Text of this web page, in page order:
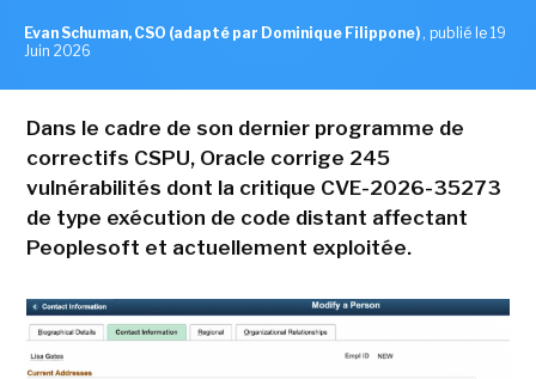
Evan Schuman, CSO (adapté par Dominique Filippone) , publié le 19
Juin 2026
Dans le cadre de son dernier programme de
correctifs CSPU, Oracle corrige 245
vulnérabilités dont la critique CVE-2026-35273
de type exécution de code distant affectant
Peoplesoft et actuellement exploitée.